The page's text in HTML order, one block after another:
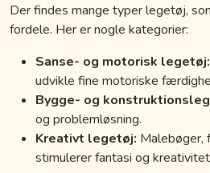
Der findes mange typer legetøj,
fordele. Her er nogle kategorier:
Sanse- og motorisk legetøj:
udvikle fine motoriske
Bygge- og
og problemløsning.
Kreativt legetøj: Malebøger,
stimulerer fantasi og